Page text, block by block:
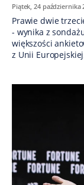
Piątek, 24 października
Prawie dwie
- wynika z
większości
z Unii